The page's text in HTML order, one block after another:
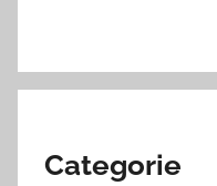
Categorie